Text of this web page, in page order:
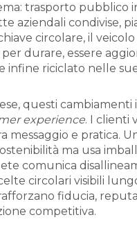
trasporto pubblico
aziendali condivise,
circolare, il
durare, essere
infine riciclato nelle
questi cambiamenti
experience. I clienti
messaggio e pratica.
ma usa
comunica
circolari visibili
fiducia,
competitiva.